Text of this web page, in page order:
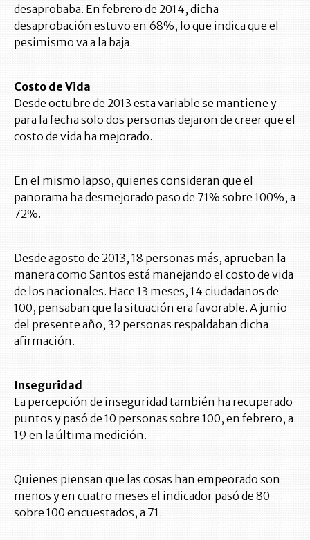
desaprobaba. En febrero de 2014, dicha
desaprobación estuvo en 68%, lo que indica que el
pesimismo va a la baja.
Costo de Vida
Desde octubre de 2013 esta variable se mantiene y
para la fecha solo dos personas dejaron de creer que el
costo de vida ha mejorado.
En el mismo lapso, quienes consideran que el
panorama ha desmejorado paso de 71% sobre 100%, a
72%.
Desde agosto de 2013, 18 personas más, aprueban la
manera como Santos está manejando el costo de vida
de los nacionales. Hace 13 meses, 14 ciudadanos de
100, pensaban que la situación era favorable. A junio
del presente año, 32 personas respaldaban dicha
afirmación.
Inseguridad
La percepción de inseguridad también ha recuperado
puntos y pasó de 10 personas sobre 100, en febrero, a
19 en la última medición.
Quienes piensan que las cosas han empeorado son
menos y en cuatro meses el indicador pasó de 80
sobre 100 encuestados, a 71.